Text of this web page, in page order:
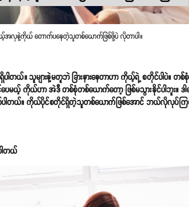
ယ့်အလှနဲ့ကိုယ် တောက်ပနေတဲ့သူတစ်ယောက်ဖြစ်ဖို့ပဲ လိုတာပါ။
တယ်။ သူများနဲ့မတူဘဲ ခြားနားနေတာဟာ ကိုယ့်ရဲ့ စတိုင်ပါပဲ။
ယ့် ကိုယ်ဟာ အဲဒီ တစ်စုံတစ်ယောက်တော့ ဖြစ်မသွားနိုင်ပါဘူး။
ါတယ်။ ကိုယ်ပိုင်စတိုင်ရှိတဲ့သူတစ်ယောက်ဖြစ်အောင် ဘယ်လိုလုပ်က
တယ်